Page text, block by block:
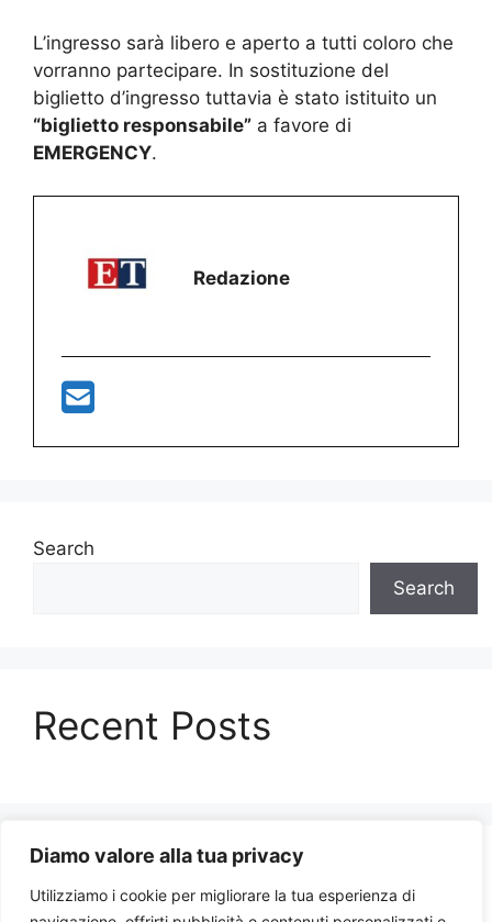
Diamo valore alla tua privacy
Utilizziamo i cookie per migliorare la tua esperienza di
L’ingresso sarà libero e aperto a tutti coloro che
vorranno partecipare. In sostituzione del
biglietto d’ingresso tuttavia è stato istituito un
“biglietto responsabile” a favore di
EMERGENCY.
Redazione
Search
Search
Recent Posts
Recent Comments